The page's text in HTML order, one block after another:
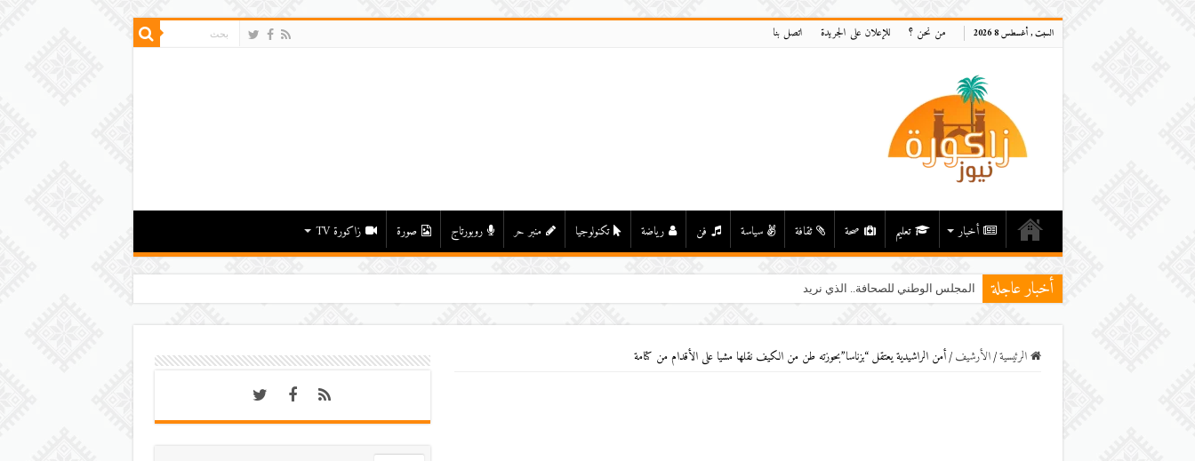
السبت , أغسطس 8 2026 من نحن ؟ للإعلان على الجريدة اتصل بنا
أخبار تعليم صحة ثقافة سياسة فن رياضة تكنولوجيا منبر حر روبورتاج صورة زاكورة TV
أخبار عاجلة المجلس الوطني للصحافة.. الذي نريد
الرئيسية/اﻷرشيف/أمن الراشيدية يعتقل “بزناسا”بحوزته طن من الكيف نقلها مشيا على الأقدام من كتامة